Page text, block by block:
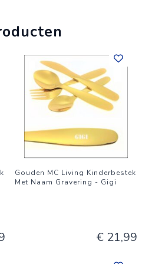
Gouden MC Living Kinderbestek
Met Naam Gravering - Gigi
€ 21,99